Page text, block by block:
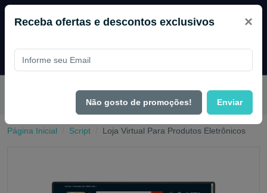
PIX e ganhe 14% OFF em todo o site no mês de
Agosto.
Página Inicial Script Loja Virtual Para Produtos Eletrônicos
Receba ofertas e descontos exclusivos ×
Não gosto de promoções! Enviar